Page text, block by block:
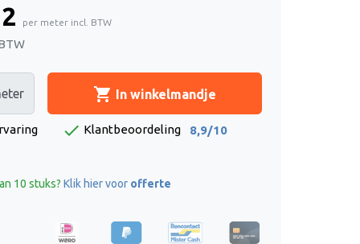
per meter incl. BTW
shopping_cart In winkelmandje
check Klantbeoordeling 8,9/10
10 stuks?Klik hier voor offerte